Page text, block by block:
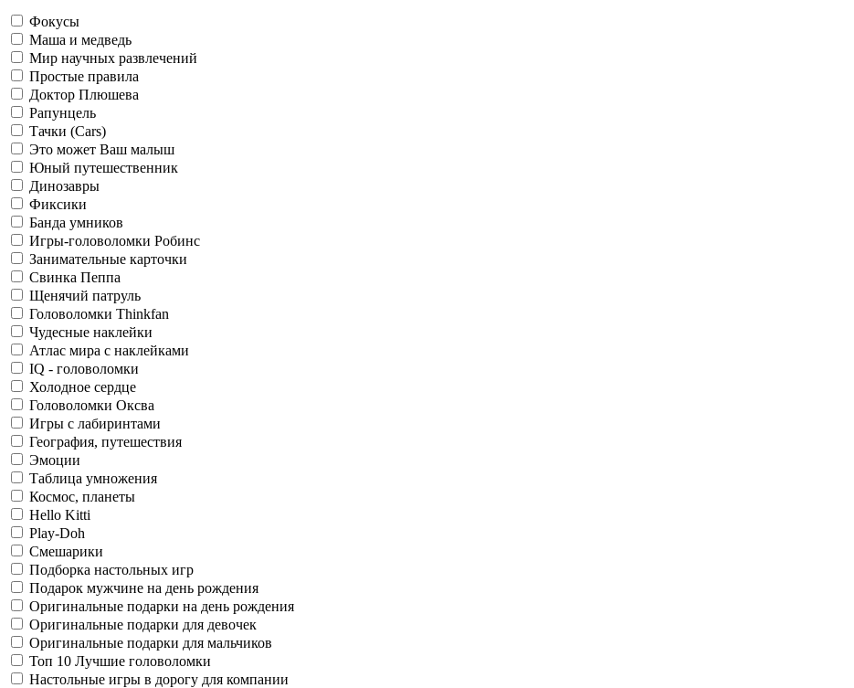
Фокусы
Маша и медведь
Мир научных развлечений
Простые правила
Доктор Плюшева
Рапунцель
Тачки (Cars)
Это может Ваш малыш
Юный путешественник
Динозавры
Фиксики
Банда умников
Игры-головоломки Робинс
Занимательные карточки
Свинка Пеппа
Щенячий патруль
Головоломки Thinkfan
Чудесные наклейки
Атлас мира с наклейками
IQ - головоломки
Холодное сердце
Головоломки Оксва
Игры с лабиринтами
География, путешествия
Эмоции
Таблица умножения
Космос, планеты
Hello Kitti
Play-Doh
Смешарики
Подборка настольных игр
Подарок мужчине на день рождения
Оригинальные подарки на день рождения
Оригинальные подарки для девочек
Оригинальные подарки для мальчиков
Топ 10 Лучшие головоломки
Настольные игры в дорогу для компании